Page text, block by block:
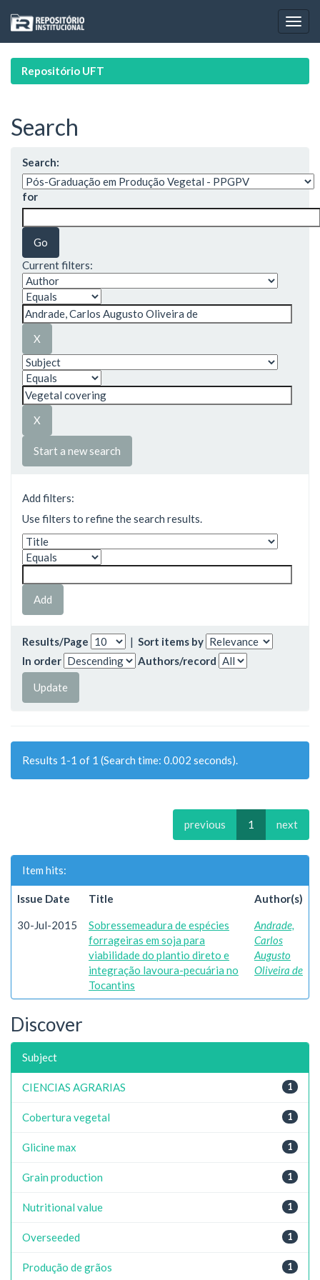
navigation
Repositório UFT
Search
Search:
for
Current filters:
Start a new search
Add filters:
Use filters to refine the search results.
Results/Page | Sort items by
In order
Authors/record
Results 1-1 of 1 (Search time: 0.002 seconds).
previous 1 next
Item hits:
Issue Date Title Author(s)
30-Jul-2015
Sobressemeadura de espécies
forrageiras em soja para
viabilidade do plantio direto e
integração lavoura-pecuária no
Tocantins
Andrade,
Carlos
Augusto
Oliveira de
Discover
Subject
1
CIENCIAS AGRARIAS
1
Cobertura vegetal
1
Glicine max
1
Grain production
1
Nutritional value
1
Overseeded
1
Produção de grãos